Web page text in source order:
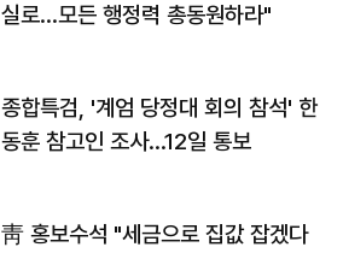
실로…모든 행정력 총동원하라"
종합특검, '계엄 당정대 회의 참석' 한
동훈 참고인 조사...12일 통보
靑 홍보수석 "세금으로 집값 잡겠다